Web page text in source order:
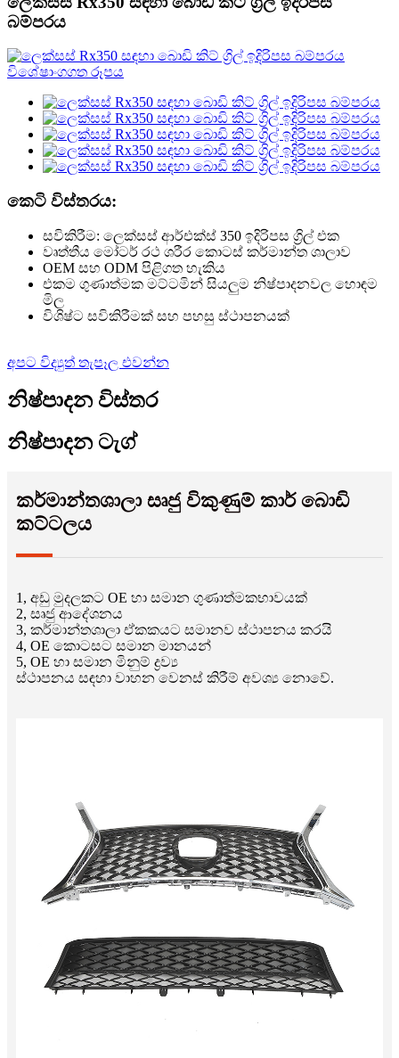
බම්පරය
කෙටි විස්තරය:
සවිකිරීම: ලෙක්සස් ආර්එක්ස් 350 ඉදිරිපස ග්‍රිල් එක
වෘත්තීය මෝටර් රථ ශරීර කොටස් කර්මාන්ත ශාලාව
OEM සහ ODM පිළිගත හැකිය
එකම ගුණාත්මක මට්ටමින් සියලුම නිෂ්පාදනවල හොඳම
මිල
විශිෂ්ට සවිකිරීමක් සහ පහසු ස්ථාපනයක්
අපට විද්‍යුත් තැපෑල එවන්න
නිෂ්පාදන විස්තර
නිෂ්පාදන ටැග්
කර්මාන්තශාලා සෘජු විකුණුම් කාර් බොඩි
කට්ටලය
1, අඩු මුදලකට OE හා සමාන ගුණාත්මකභාවයක්
2, සෘජු ආදේශනය
3, කර්මාන්තශාලා ඒකකයට සමානව ස්ථාපනය කරයි
4, OE කොටසට සමාන මානයන්
5, OE හා සමාන මිනුම් ද්‍රව්‍ය
ස්ථාපනය සඳහා වාහන වෙනස් කිරීම් අවශ්‍ය නොවේ.